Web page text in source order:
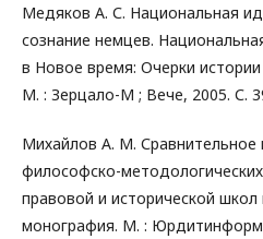
Медяков А. С. Национальная
сознание немцев.
в Новое время: Очерки
М. : Зерцало-М ; Вече, 2005. С.
Михайлов А. М. Сравнительное
философско-
правовой и исторической школ
монография. М. :